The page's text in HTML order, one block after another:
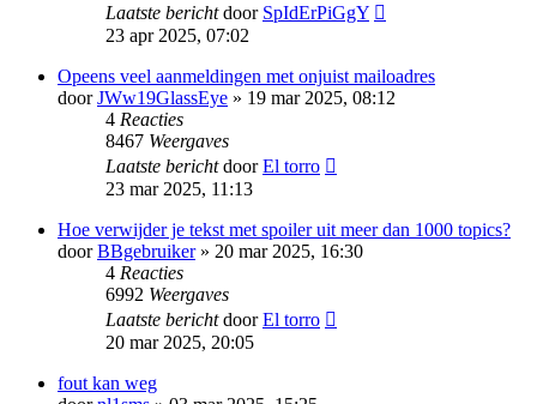
Laatste berichtdoor SpIdErPiGgY
23 apr 2025, 07:02
Opeens veel aanmeldingen met onjuist mailoadres
doorJWw19GlassEye » 19 mar 2025, 08:12
4 Reacties
8467 Weergaves
Laatste berichtdoorEl torro
23 mar 2025, 11:13
Hoe verwijder je tekst met spoiler uit meer dan 1000 topics?
doorBBgebruiker» 20 mar 2025, 16:30
4 Reacties
6992 Weergaves
Laatste berichtdoorEl torro
20 mar 2025, 20:05
fout kan weg